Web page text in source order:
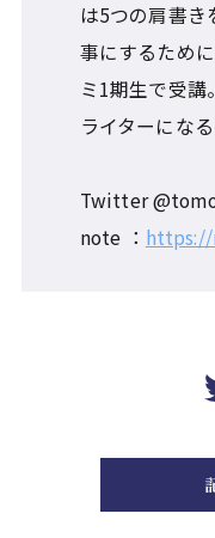
は5つの肩書き
事にするため
ミ1期生で受講
ライターにな
Twitter
note ： https://